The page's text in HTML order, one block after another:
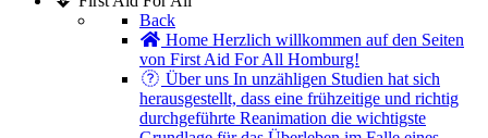
Back
Home Herzlich willkommen auf den Seiten
von First Aid For All Homburg!
Über uns In unzähligen Studien hat sich
herausgestellt, dass eine frühzeitige und richtig
durchgeführte Reanimation die wichtigste